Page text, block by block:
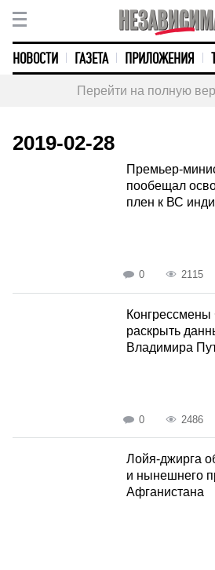
НОВОСТИ ГАЗЕТА ПРИЛОЖЕНИЯ
Перейти на полную
2019-02-28
Премьер-
пообещал
плен к ВС
0 2115
раскрыть
Владимира
0 2486
Лойя-джирга
и нынешнего
Афганистана